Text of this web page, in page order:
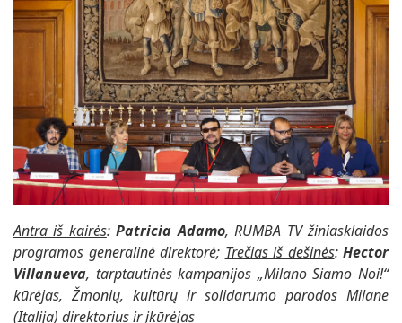
Antra iš kairės: Patricia Adamo, RUMBA TV žiniasklaidos
programos generalinė direktorė; Trečias iš dešinės: Hector
Villanueva, tarptautinės kampanijos „Milano Siamo Noi!“
kūrėjas, Žmonių, kultūrų ir solidarumo parodos Milane
(Italija) direktorius ir įkūrėjas